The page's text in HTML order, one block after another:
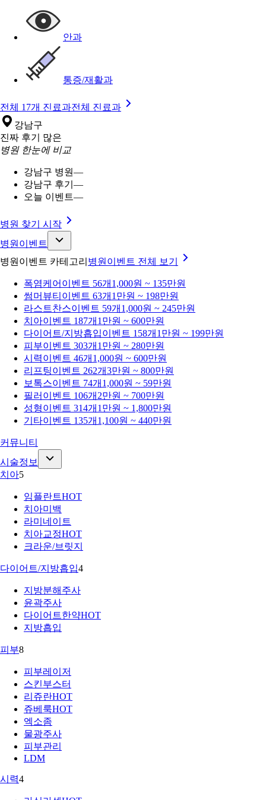
안과
통증/재활과
전체 17개 진료과전체 진료과
강남구
진짜 후기 많은
병원 한눈에 비교
강남구 병원—
강남구 후기 —
오늘 이벤트—
병원 찾기 시작
병원이벤트
병원이벤트 카테고리 병원이벤트 전체 보기
폭염케어 이벤트 56개 1,000원 ~ 135만원
썸머뷰티 이벤트 63개 1만원 ~ 198만원
라스트찬스이벤트 59개 1,000원 ~ 245만원
치아이벤트 187개 1만원 ~ 600만원
다이어트/지방흡입이벤트 158개 1만원 ~ 199만원
피부이벤트 303개 1만원 ~ 280만원
시력이벤트 46개 1,000원 ~ 600만원
리프팅이벤트 262개3만원 ~ 800만원
보톡스이벤트 74개 1,000원 ~ 59만원
필러 이벤트 106개 2만원 ~ 700만원
성형이벤트 314개 1만원 ~ 1,800만원
기타이벤트 135개 1,100원 ~ 440만원
커뮤니티
시술정보
치아5
임플란트HOT
치아미백
라미네이트
치아교정HOT
크라운/브릿지
다이어트/지방흡입4
지방분해주사
윤곽주사
다이어트한약HOT
지방흡입
피부8
피부레이저
스킨부스터
리쥬란HOT
쥬베룩HOT
엑소좀
물광주사
피부관리
LDM
시력4